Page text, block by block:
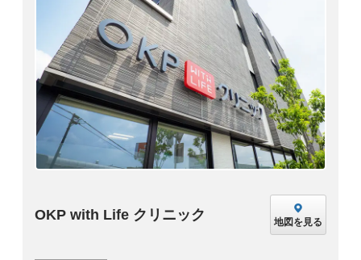
OKP with Life クリニック 地図を見る